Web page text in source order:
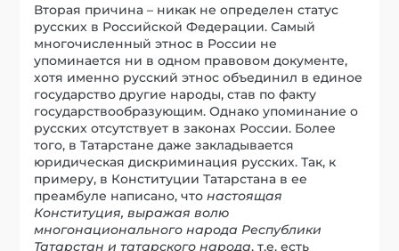
Вторая причина – никак не определен статус
русских в Российской Федерации. Самый
многочисленный этнос в России не
упоминается ни в одном правовом документе,
хотя именно русский этнос объединил в единое
государство другие народы, став по факту
государствообразующим. Однако упоминание о
русских отсутствует в законах России. Более
того, в Татарстане даже закладывается
юридическая дискриминация русских. Так, к
примеру, в Конституции Татарстана в ее
преамбуле написано, чтонастоящая
Конституция, выражая волю
многонационального народа Республики
Татарстан и татарского народа, т.е. есть